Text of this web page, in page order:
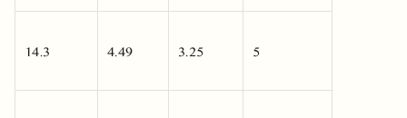
14.3 4.49 3.25 5